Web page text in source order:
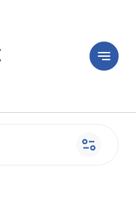
notes
page_info